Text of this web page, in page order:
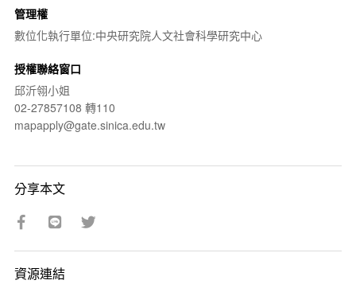
管理權
數位化執行單位:中央研究院人文社會科學研究中心
授權聯絡窗口
邱沂翎小姐
02-27857108 轉110
mapapply@gate.sinica.edu.tw
分享本文
資源連結